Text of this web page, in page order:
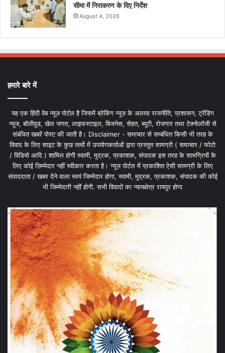
सीमा में निराकरण के दिए निर्देश
August 4, 2026
हमारे बारे में
यह एक हिंदी वेब न्यूज़ पोर्टल है जिसमें ब्रेकिंग न्यूज़ के अलावा राजनीति, प्रशासन, ट्रेंडिंग
न्यूज, बॉलीवुड, खेल जगत, लाइफस्टाइल, बिजनेस, सेहत, ब्यूटी, रोजगार तथा टेक्नोलॉजी से
संबंधित खबरें पोस्ट की जाती है। Disclaimer - समाचार से सम्बंधित किसी भी तरह के
विवाद के लिए साइट के कुछ तत्वों में उपयोगकर्ताओं द्वारा प्रस्तुत सामग्री ( समाचार / फोटो
/ विडियो आदि ) शामिल होगी स्वामी, मुद्रक, प्रकाशक, संपादक इस तरह के सामग्रियों के
लिए कोई ज़िम्मेदार नहीं स्वीकार करता है। न्यूज़ पोर्टल में प्रकाशित ऐसी सामग्री के लिए
संवाददाता / खबर देने वाला स्वयं जिम्मेदार होगा, स्वामी, मुद्रक, प्रकाशक, संपादक की कोई
भी जिम्मेदारी नहीं होगी. सभी विवादों का न्यायक्षेत्र रायपुर होगा